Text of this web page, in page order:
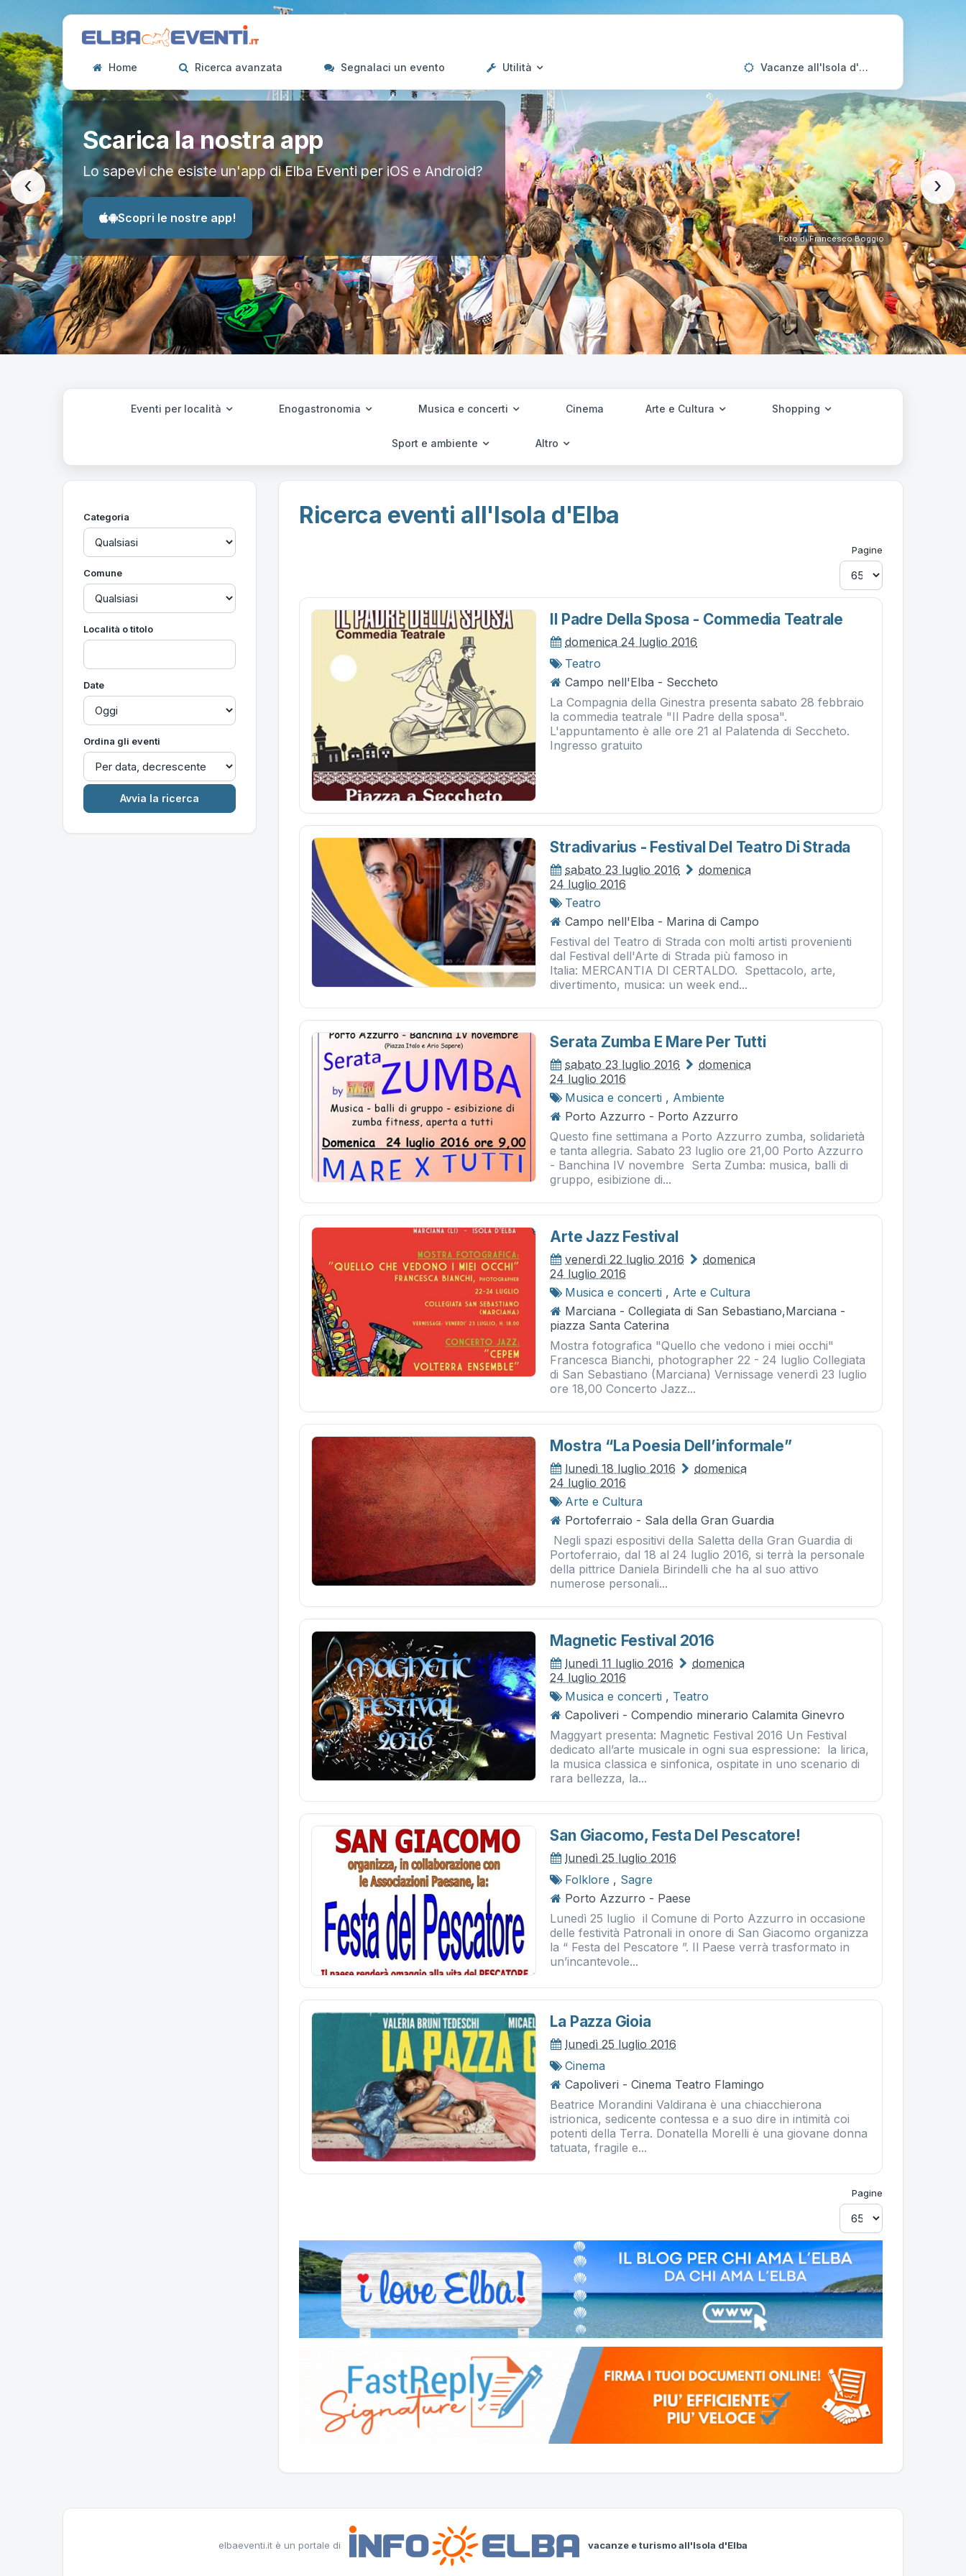
Home Ricerca avanzata Segnalaci un evento Utilità Vacanze all'Isola d'Elba
Scarica la nostra app
Lo sapevi che esiste un'app di Elba Eventi per iOS e Android?
Scopri le nostre app!
Foto di Francesco Boggio
‹ ›
Eventi per località Enogastronomia Musica e concerti Cinema Arte e Cultura Shopping
Sport e ambiente Altro
Categoria
Comune
Località o titolo
Date
Ordina gli eventi
Ricerca eventi all'Isola d'Elba
Pagine
Il Padre Della Sposa - Commedia Teatrale
domenica 24 luglio 2016
Teatro
Campo nell'Elba - Seccheto
La Compagnia della Ginestra presenta sabato 28 febbraio
la commedia teatrale "Il Padre della sposa".
L'appuntamento è alle ore 21 al Palatenda di Seccheto.
Ingresso gratuito
Stradivarius - Festival Del Teatro Di Strada
sabato 23 luglio 2016
domenica
24 luglio 2016
Teatro
Campo nell'Elba - Marina di Campo
Festival del Teatro di Strada con molti artisti provenienti
dal Festival dell'Arte di Strada più famoso in
Italia: MERCANTIA DI CERTALDO. Spettacolo, arte,
divertimento, musica: un week end...
Serata Zumba E Mare Per Tutti
sabato 23 luglio 2016
domenica
24 luglio 2016
Musica e concerti , Ambiente
Porto Azzurro - Porto Azzurro
Questo fine settimana a Porto Azzurro zumba, solidarietà
e tanta allegria. Sabato 23 luglio ore 21,00 Porto Azzurro
- Banchina IV novembre Serta Zumba: musica, balli di
gruppo, esibizione di...
Arte Jazz Festival
venerdì 22 luglio 2016
domenica
24 luglio 2016
Musica e concerti , Arte e Cultura
Marciana - Collegiata di San Sebastiano,Marciana -
piazza Santa Caterina
Mostra fotografica "Quello che vedono i miei occhi"
Francesca Bianchi, photographer 22 - 24 luglio Collegiata
di San Sebastiano (Marciana) Vernissage venerdì 23 luglio
ore 18,00 Concerto Jazz...
Mostra “la Poesia Dell’informale”
lunedì 18 luglio 2016
domenica
24 luglio 2016
Arte e Cultura
Portoferraio - Sala della Gran Guardia
Negli spazi espositivi della Saletta della Gran Guardia di
Portoferraio, dal 18 al 24 luglio 2016, si terrà la personale
della pittrice Daniela Birindelli che ha al suo attivo
numerose personali...
Magnetic Festival 2016
lunedì 11 luglio 2016
domenica
24 luglio 2016
Musica e concerti , Teatro
Capoliveri - Compendio minerario Calamita Ginevro
Maggyart presenta: Magnetic Festival 2016 Un Festival
dedicato all’arte musicale in ogni sua espressione: la lirica,
la musica classica e sinfonica, ospitate in uno scenario di
rara bellezza, la...
San Giacomo, Festa Del Pescatore!
lunedì 25 luglio 2016
Folklore , Sagre
Porto Azzurro - Paese
Lunedì 25 luglio il Comune di Porto Azzurro in occasione
delle festività Patronali in onore di San Giacomo organizza
la “ Festa del Pescatore ”. Il Paese verrà trasformato in
un’incantevole...
La Pazza Gioia
lunedì 25 luglio 2016
Cinema
Capoliveri - Cinema Teatro Flamingo
Beatrice Morandini Valdirana è una chiacchierona
istrionica, sedicente contessa e a suo dire in intimità coi
potenti della Terra. Donatella Morelli è una giovane donna
tatuata, fragile e...
Pagine
elbaeventi.it è un portale di vacanze e turismo all'Isola d'Elba